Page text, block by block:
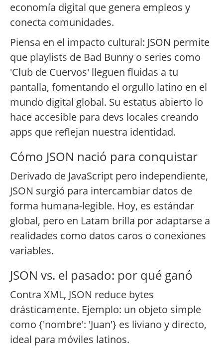
economía digital que genera empleos y
conecta comunidades.
Piensa en el impacto cultural: JSON permite
que playlists de Bad Bunny o series como
'Club de Cuervos' lleguen fluidas a tu
pantalla, fomentando el orgullo latino en el
mundo digital global. Su estatus abierto lo
hace accesible para devs locales creando
apps que reflejan nuestra identidad.
Cómo JSON nació para conquistar
Derivado de JavaScript pero independiente,
JSON surgió para intercambiar datos de
forma humana-legible. Hoy, es estándar
global, pero en Latam brilla por adaptarse a
realidades como datos caros o conexiones
variables.
JSON vs. el pasado: por qué ganó
Contra XML, JSON reduce bytes
drásticamente. Ejemplo: un objeto simple
como {'nombre': 'Juan'} es liviano y directo,
ideal para móviles latinos.